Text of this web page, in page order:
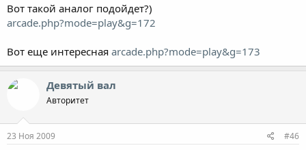
Вот такой аналог подойдет?)
arcade.php?mode=play&g=172
Вот еще интересная arcade.php?mode=play&g=173
Девятый вал
Авторитет
23 Ноя 2009 #46